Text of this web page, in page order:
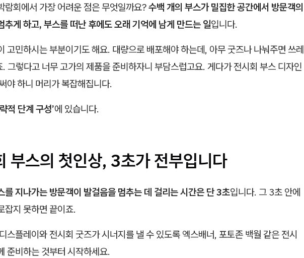
람회에서 가장 어려운 점은 무엇일까요?수백 개의 부스가 밀집한 공간에서 방문객의
추게 하고, 부스를 떠난 후에도 오래 기억에 남게 만드는 일입니다.
고민하시는 부분이기도 해요. 대량으로 배포해야 하는데, 아무 굿즈나 나눠주면 쓰레
. 그렇다고 너무 고가의 제품을 준비하자니 부담스럽고요. 게다가 전시회 부스 디자인
야 하니 머리가 복잡해집니다.
적 단계 구성’에 있습니다.
부스의 첫인상, 3초가 전부입니다
를 지나가는 방문객이 발걸음을 멈추는 데 걸리는 시간은 단 3초입니다. 그 3초 안에
잡지 못하면 끝이죠.
스플레이와 전시회 굿즈가 시너지를 낼 수 있도록 엑스배너, 포토존 백월 같은 전시
준비하는 것부터 시작하세요.